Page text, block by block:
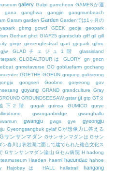
gallery Galpi gamcheon GAMESが運
gana ganghwa gangjin
gangmunbeach
Garam garden Garden Gardenでは1ヶ月の
gbmg gcwcf GEEK geoje
geopark
Gerhart ghct GIAF25 giantsclub giff gil gill
gimje ginsengfestival gjart gjepark gjfmc
gjw GLADチェジュ1階
glassisland
GLOBALTOURは GLORY gn
gncn
gnmetaverse GO gobluefarm gochang
GOETHE GOEUN gogung gokseong
gongseri Goobne goryeong
gov
goyang GRAND grandculture
Gray
GROUNDSEESAW gstar gt gtp GTタ
下2階
gugak guinsa GUMICO
gurye
gwanganbridge
gwanghallu
gwangju gwgs gye gyeongju
Gyeongsangbuk gylaf Gが想像力に答える
Gサンサンマダン Gサンサンマダンは Gサン
ン春川は衣岩湖に面して建てられた複合文化ス
Gサンサンマダン論山 Gセム病院 H hadong
Haeden haemi haeundae hahoe
Hajobayは HALL hallatrail hangang